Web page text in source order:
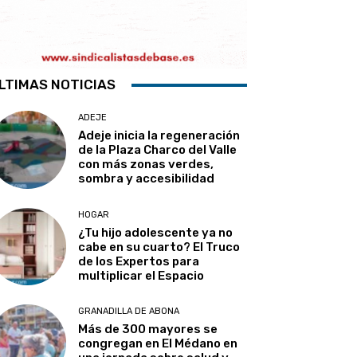
NOTICIAS
ADEJE
Adeje inicia la regeneración
de la Plaza Charco del Valle
con más zonas verdes,
sombra y accesibilidad
HOGAR
¿Tu hijo adolescente ya no
cabe en su cuarto? El Truco
de los Expertos para
multiplicar el Espacio
GRANADILLA DE ABONA
Más de 300 mayores se
congregan en El Médano en